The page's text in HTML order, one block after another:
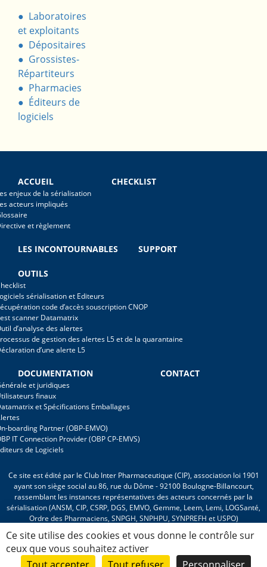
Laboratoires
et exploitants
Dépositaires
Grossistes-
Répartiteurs
Pharmacies
Éditeurs de
logiciels
ACCUEIL
enjeux de la sérialisation
acteurs impliqués
et règlement
CHECKLIST
LES INCONTOURNABLES SUPPORT
OUTILS
sérialisation et Editeurs
code d’accès souscription CNOP
scanner Datamatrix
d’analyse des alertes
de gestion des alertes L5 et de la quarantaine
d’une alerte L5
DOCUMENTATION
et juridiques
finaux
et Spécifications Emballages
boarding Partner (OBP-EMVO)
IT Connection Provider (OBP CP-EMVS)
de Logiciels
CONTACT
Ce site est édité par le Club Inter Pharmaceutique (CIP), association loi 1901
ayant son siège social au 86, rue du Dôme - 92100 Boulogne-Billancourt,
rassemblant les instances représentatives des acteurs concernés par la
sérialisation (ANSM, CIP, CSRP, DGS, EMVO, Gemme, Leem, Lemi, LOGSanté,
Ordre des Pharmaciens, SNPGH, SNPHPU, SYNPREFH et USPO)
Mentions Légales- Politique de protection des données personnelles et cookies
Ce site utilise des cookies et vous donne le contrôle sur
ceux que vous souhaitez activer